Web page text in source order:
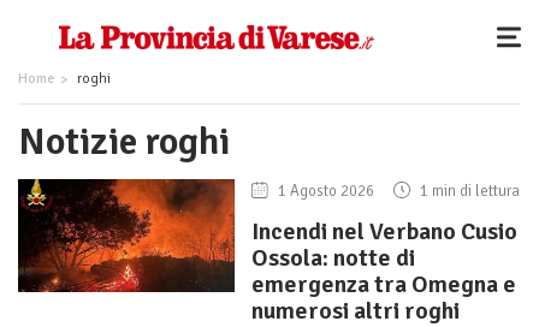
Home roghi
Notizie roghi
1 Agosto 2026 1 min di lettura
Incendi nel Verbano Cusio
Ossola: notte di
emergenza tra Omegna e
numerosi altri roghi